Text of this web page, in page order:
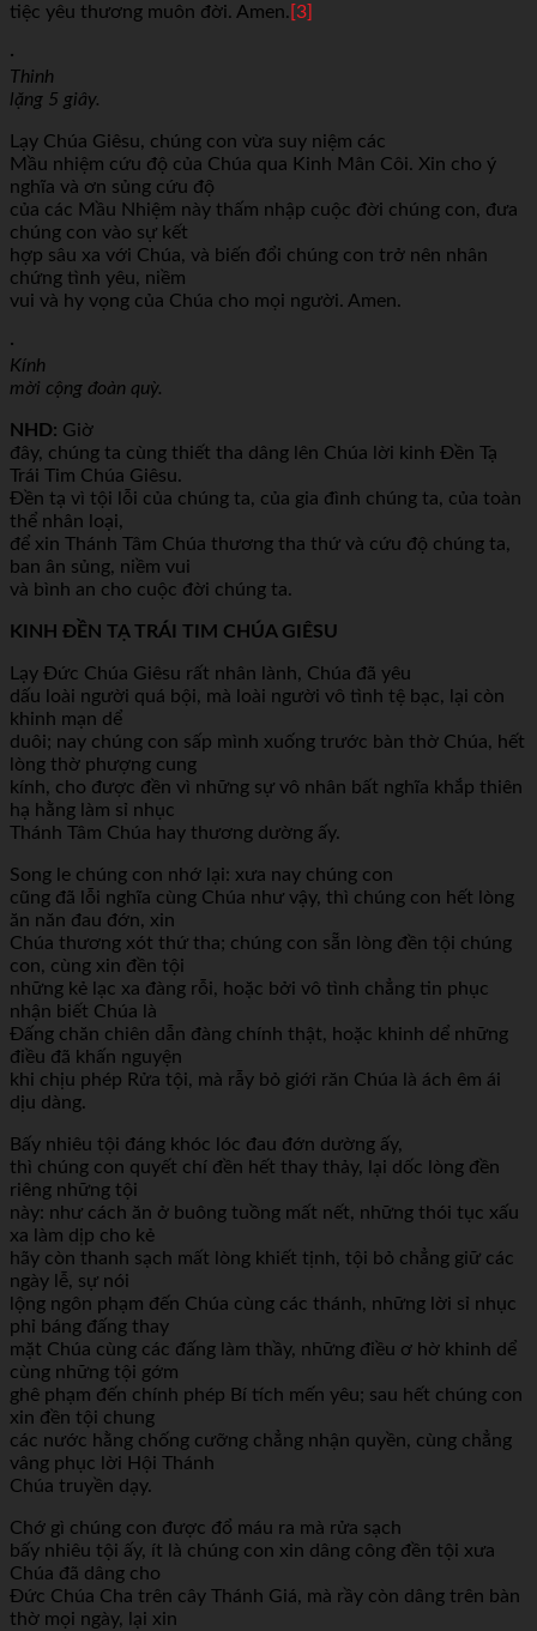
tiệc yêu thương muôn đời. Amen. [3]
·
Thinh
lặng 5 giây.
Lạy Chúa Giêsu, chúng con vừa suy niệm các
Mầu nhiệm cứu độ của Chúa qua Kinh Mân Côi. Xin cho ý
nghĩa và ơn sủng cứu độ
của các Mầu Nhiệm này thấm nhập cuộc đời chúng con, đưa
chúng con vào sự kết
hợp sâu xa với Chúa, và biến đổi chúng con trở nên nhân
chứng tình yêu, niềm
vui và hy vọng của Chúa cho mọi người. Amen.
·
Kính
mời cộng đoàn quỳ.
NHD: Giờ
đây, chúng ta cùng thiết tha dâng lên Chúa lời kinh Đền Tạ
Trái Tim Chúa Giêsu.
Đền tạ vì tội lỗi của chúng ta, của gia đình chúng ta, của toàn
thể nhân loại,
để xin Thánh Tâm Chúa thương tha thứ và cứu độ chúng ta,
ban ân sủng, niềm vui
và bình an cho cuộc đời chúng ta.
KINH ĐỀN TẠ TRÁI TIM CHÚA GIÊSU
Lạy Đức Chúa Giêsu rất nhân lành, Chúa đã yêu
dấu loài người quá bội, mà loài người vô tình tệ bạc, lại còn
khinh mạn dể
duôi; nay chúng con sấp mình xuống trước bàn thờ Chúa, hết
lòng thờ phượng cung
kính, cho được đền vì những sự vô nhân bất nghĩa khắp thiên
hạ hằng làm sỉ nhục
Thánh Tâm Chúa hay thương dường ấy.
Song le chúng con nhớ lại: xưa nay chúng con
cũng đã lỗi nghĩa cùng Chúa như vậy, thì chúng con hết lòng
ăn năn đau đớn, xin
Chúa thương xót thứ tha; chúng con sẵn lòng đền tội chúng
con, cùng xin đền tội
những kẻ lạc xa đàng rỗi, hoặc bởi vô tình chẳng tin phục
nhận biết Chúa là
Đấng chăn chiên dẫn đàng chính thật, hoặc khinh dể những
điều đã khấn nguyện
khi chịu phép Rửa tội, mà rẫy bỏ giới răn Chúa là ách êm ái
dịu dàng.
Bấy nhiêu tội đáng khóc lóc đau đớn dường ấy,
thì chúng con quyết chí đền hết thay thảy, lại dốc lòng đền
riêng những tội
này: như cách ăn ở buông tuồng mất nết, những thói tục xấu
xa làm dịp cho kẻ
hãy còn thanh sạch mất lòng khiết tịnh, tội bỏ chẳng giữ các
ngày lễ, sự nói
lộng ngôn phạm đến Chúa cùng các thánh, những lời sỉ nhục
phỉ báng đấng thay
mặt Chúa cùng các đấng làm thầy, những điều ơ hờ khinh dể
cùng những tội gớm
ghê phạm đến chính phép Bí tích mến yêu; sau hết chúng con
xin đền tội chung
các nước hằng chống cưỡng chẳng nhận quyền, cùng chẳng
vâng phục lời Hội Thánh
Chúa truyền dạy.
Chớ gì chúng con được đổ máu ra mà rửa sạch
bấy nhiêu tội ấy, ít là chúng con xin dâng công đền tội xưa
Chúa đã dâng cho
Đức Chúa Cha trên cây Thánh Giá, mà rầy còn dâng trên bàn
thờ mọi ngày, lại xin